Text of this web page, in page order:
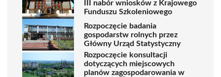
III nabór wniosków z Krajowego
Funduszu Szkoleniowego
Rozpoczęcie badania
gospodarstw rolnych przez
Główny Urząd Statystyczny
Rozpoczęcie konsultacji
dotyczących miejscowych
planów zagospodarowania w